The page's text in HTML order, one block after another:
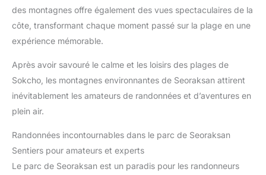
des montagnes offre également des vues spectaculaires de la
côte, transformant chaque moment passé sur la plage en une
expérience mémorable.
Après avoir savouré le calme et les loisirs des plages de
Sokcho, les montagnes environnantes de Seoraksan attirent
inévitablement les amateurs de randonnées et d’aventures en
plein air.
Randonnées incontournables dans le parc de Seoraksan
Sentiers pour amateurs et experts
Le parc de Seoraksan est un paradis pour les randonneurs